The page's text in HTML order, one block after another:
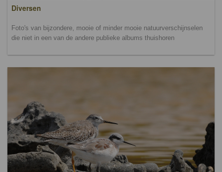
Diversen
Foto's van bijzondere, mooie of minder mooie natuurverschijnselen
die niet in een van de andere publieke albums thuishoren